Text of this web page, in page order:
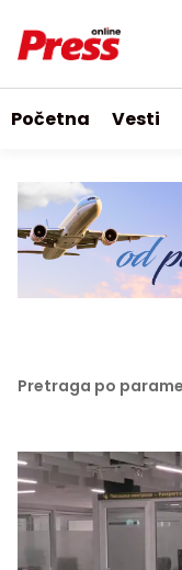
Početna Vesti
Pretraga po